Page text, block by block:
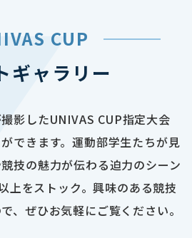
CUP
ギャラリー
影したUNIVAS CUP指定大会
できます。運動部学生たちが見
技の魅力が伝わる迫力のシーン
上をストック。興味のある競技
、ぜひお気軽にご覧ください。